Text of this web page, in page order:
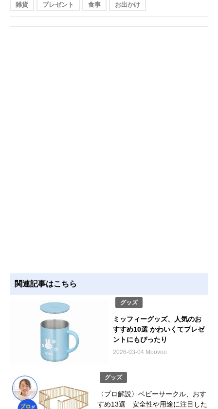
雑貨 プレゼント 食事 お出かけ
関連記事はこちら
グッズ
ミッフィーグッズ、人気のお
すすめ10選 かわいくてプレゼ
ントにもぴったり
2026-03-04 Moovoo
グッズ
〈プロ解説〉ベビーサークル、おす
すめ13選 安全性や用途に注目した